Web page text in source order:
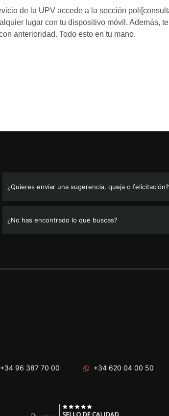
¿Quieres enviar una sugerencia, queja o felicitación?
¿No has encontrado lo que buscas?
+34 96 387 70 00 +34 620 04 00 50